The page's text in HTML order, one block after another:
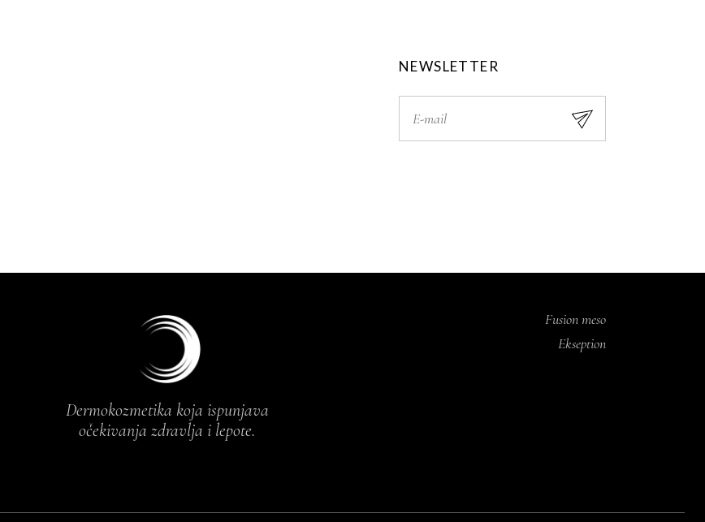
NEWSLETTER
Dermokozmetika koja ispunjava
očekivanja zdravlja i lepote.
Fusion meso
Ekseption